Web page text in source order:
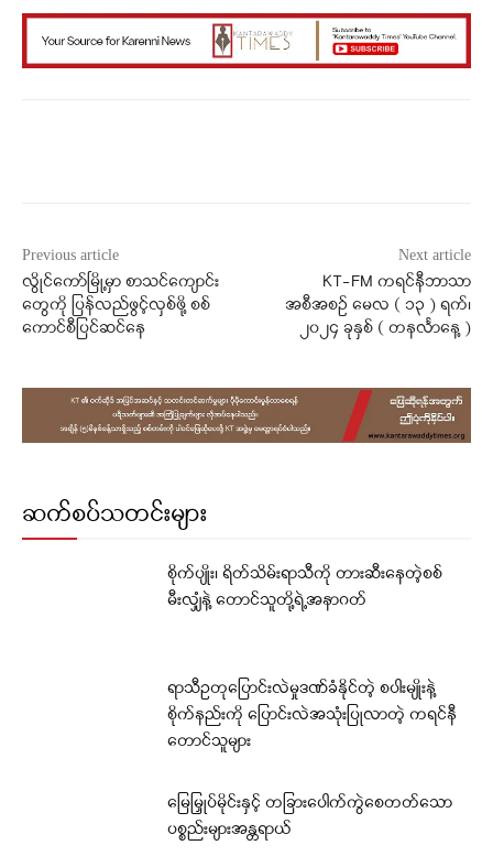
Previous article
လွိုင်ကော်မြို့မှာ စာသင်ကျောင်း
တွေကို ပြန်လည်ဖွင့်လှစ်ဖို့ စစ်
ကောင်စီပြင်ဆင်နေ
Next article
KT-FM ကရင်နီဘာသာ
အစီအစဉ် မေလ ( ၁၃ ) ရက်၊
၂၀၂၄ ခုနှစ် ( တနင်္လာနေ့ )
ဆက်စပ်သတင်းများ
စိုက်ပျိုး၊ ရိတ်သိမ်းရာသီကို တားဆီးနေတဲ့စစ်
မီးလျှံနဲ့ တောင်သူတို့ရဲ့အနာဂတ်
ရာသီဥတုပြောင်းလဲမှုဒဏ်ခံနိုင်တဲ့ စပါးမျိုးနဲ့
စိုက်နည်းကို ပြောင်းလဲအသုံးပြုလာတဲ့ ကရင်နီ
တောင်သူများ
မြေမြှုပ်မိုင်းနှင့် တခြားပေါက်ကွဲစေတတ်သော
ပစ္စည်းများအန္တရာယ်